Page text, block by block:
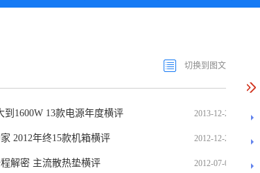
切换到图文
到1600W 13款电源年度横评 2013-12-23
2012年终15款机箱横评 2012-12-22
解密 主流散热垫横评 2012-07-02